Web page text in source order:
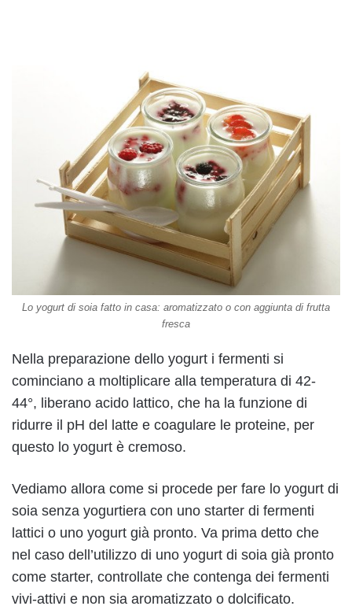
Lo yogurt di soia fatto in casa: aromatizzato o con aggiunta di frutta
fresca
Nella preparazione dello yogurt i fermenti si
cominciano a moltiplicare alla temperatura di 42-
44°, liberano acido lattico, che ha la funzione di
ridurre il pH del latte e coagulare le proteine, per
questo lo yogurt è cremoso.
Vediamo allora come si procede per fare lo yogurt di
soia senza yogurtiera con uno starter di fermenti
lattici o uno yogurt già pronto. Va prima detto che
nel caso dell’utilizzo di uno yogurt di soia già pronto
come starter, controllate che contenga dei fermenti
vivi-attivi e non sia aromatizzato o dolcificato.